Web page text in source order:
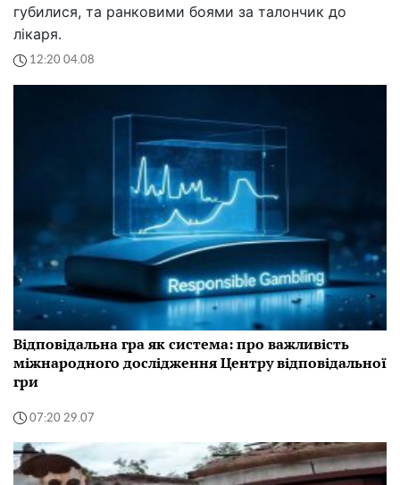
губилися, та ранковими боями за талончик до
лікаря.
12:20 04.08
Відповідальна гра як система: про важливість
міжнародного дослідження Центру відповідальної
гри
07:20 29.07